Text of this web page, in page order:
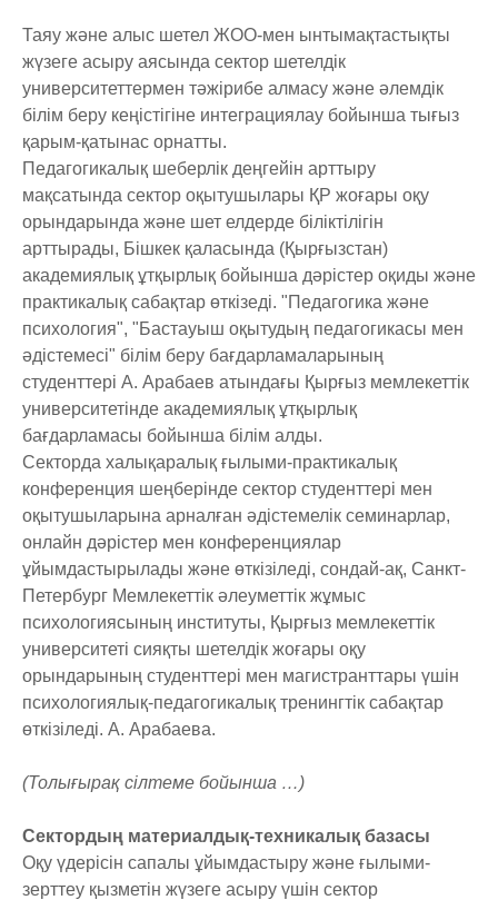
Таяу және алыс шетел ЖОО-мен ынтымақтастықты
жүзеге асыру аясында сектор шетелдік
университеттермен тәжірибе алмасу және әлемдік
білім беру кеңістігіне интеграциялау бойынша тығыз
қарым-қатынас орнатты.
Педагогикалық шеберлік деңгейін арттыру
мақсатында сектор оқытушылары ҚР жоғары оқу
орындарында және шет елдерде біліктілігін
арттырады, Бішкек қаласында (Қырғызстан)
академиялық ұтқырлық бойынша дәрістер оқиды және
практикалық сабақтар өткізеді. "Педагогика және
психология", "Бастауыш оқытудың педагогикасы мен
әдістемесі" білім беру бағдарламаларының
студенттері А. Арабаев атындағы Қырғыз мемлекеттік
университетінде академиялық ұтқырлық
бағдарламасы бойынша білім алды.
Секторда халықаралық ғылыми-практикалық
конференция шеңберінде сектор студенттері мен
оқытушыларына арналған әдістемелік семинарлар,
онлайн дәрістер мен конференциялар
ұйымдастырылады және өткізіледі, сондай-ақ, Санкт-
Петербург Мемлекеттік әлеуметтік жұмыс
психологиясының институты, Қырғыз мемлекеттік
университеті сияқты шетелдік жоғары оқу
орындарының студенттері мен магистранттары үшін
психологиялық-педагогикалық тренингтік сабақтар
өткізіледі. А. Арабаева.
(Толығырақ сілтеме бойынша …)
Сектордың материалдық-техникалық базасы
Оқу үдерісін сапалы ұйымдастыру және ғылыми-
зерттеу қызметін жүзеге асыру үшін сектор